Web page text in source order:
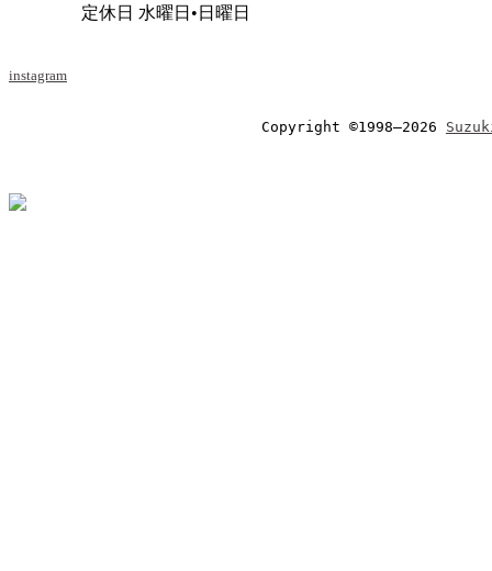
定休日 水曜日•日曜日
instagram
Copyright ©1998–2026